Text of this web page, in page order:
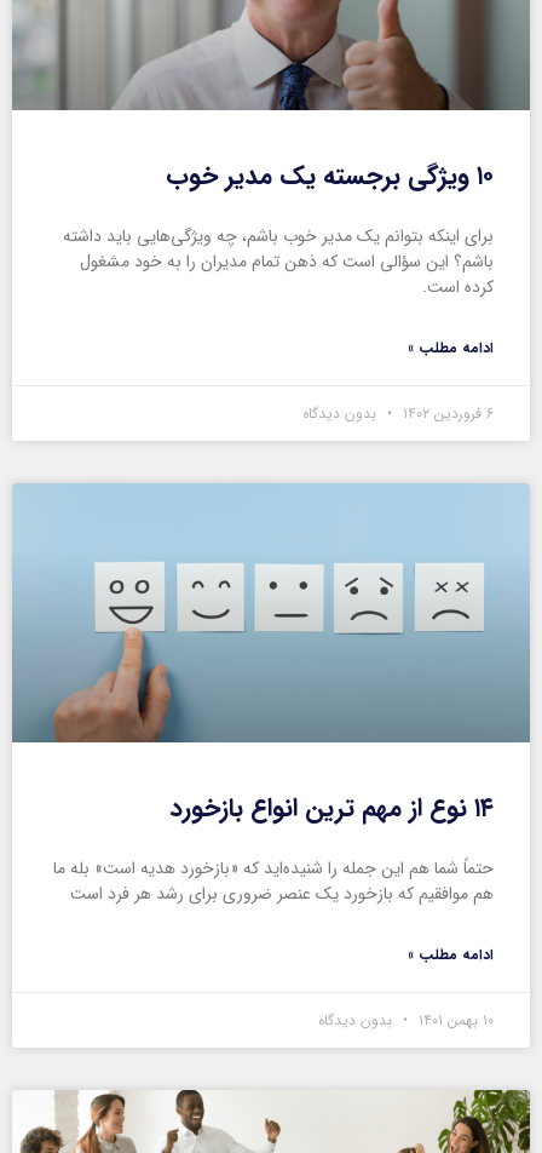
۱۰ ویژگی برجسته یک مدیر خوب
برای اینکه بتوانم یک مدیر خوب باشم، چه ویژگی‌هایی باید داشته
باشم؟ این سؤالی است که ذهن تمام مدیران را به خود مشغول
کرده است.
ادامه مطلب »
۶ فروردین ۱۴۰۲ بدون دیدگاه
۱۴ نوع از مهم ترین انواع بازخورد
حتماً شما هم این جمله را شنیده‌اید که «بازخورد هدیه است» بله ما
هم موافقیم که بازخورد یک عنصر ضروری برای رشد هر فرد است
ادامه مطلب »
۱۰ بهمن ۱۴۰۱ بدون دیدگاه